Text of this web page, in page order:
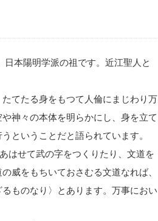
本陽明学派の祖です。近江聖人と
てたる身をもつて人倫にまじわり万
神々の本体を明らかにし、身を立て
ということだと語られています。
はせて武の字をつくりたり、文道を
威をもちいておさむる文道なれば、
ものなり〉とあります。万事におい